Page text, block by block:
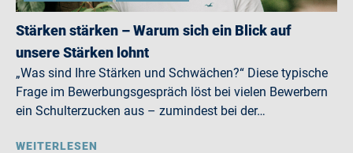
Stärken stärken – Warum sich ein Blick auf
unsere Stärken lohnt
„Was sind Ihre Stärken und Schwächen?“ Diese typische
Frage im Bewerbungsgespräch löst bei vielen Bewerbern
ein Schulterzucken aus – zumindest bei der…
WEITERLESEN